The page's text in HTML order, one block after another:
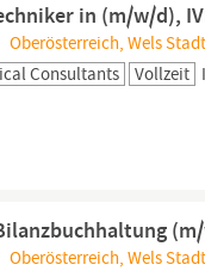
in (m/w/d),
Oberösterreich, Wels
Consultants
Vollzeit
Oberösterreich, Wels